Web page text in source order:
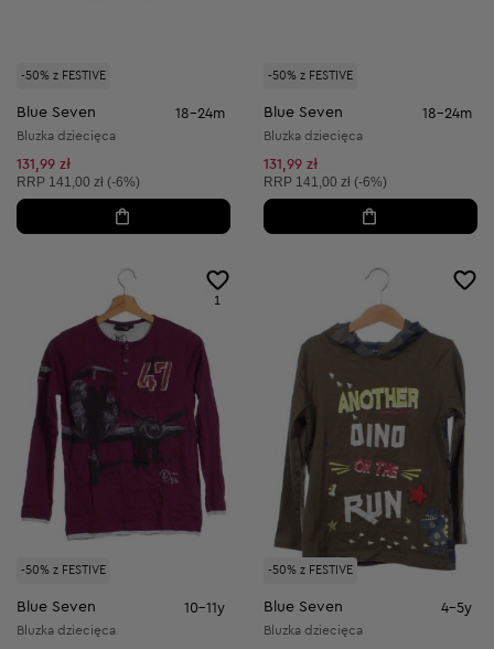
-50% z FESTIVE
Blue Seven 18-24m
Bluzka dziecięca
131,99 zł
Cena sugerowana:
RRP 141,00 zł (-6%)
-50% z FESTIVE
Blue Seven 18-24m
Bluzka dziecięca
131,99 zł
Cena sugerowana:
RRP 141,00 zł (-6%)
-50% z FESTIVE
1
Blue Seven 10-11y
Bluzka dziecięca
-50% z FESTIVE
Blue Seven 4-5y
Bluzka dziecięca